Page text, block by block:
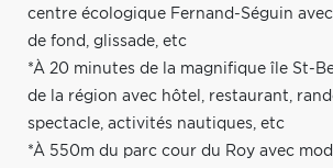
centre écologique Fernand-Séguin
de fond, glissade, etc
*À 20 minutes de la magnifique île St-
de la région avec hôtel, restaurant,
spectacle, activités nautiques, etc
*À 550m du parc cour du Roy avec